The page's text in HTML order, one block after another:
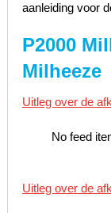
aanleiding voor
P2000
Milheeze
Uitleg over de
No feed
Uitleg over de